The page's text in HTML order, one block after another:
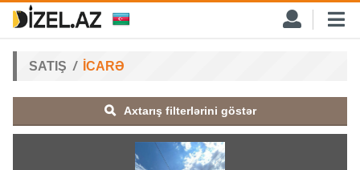
SATIŞ İCARƏ
Axtarış filterlərini göstər